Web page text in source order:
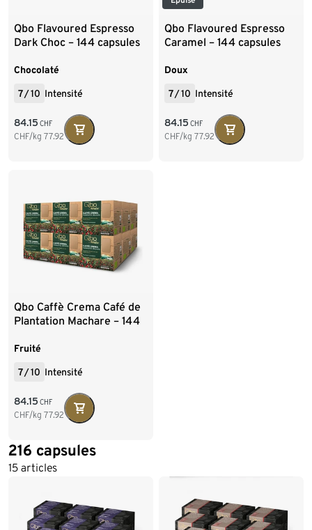
Qbo Flavoured Espresso
Dark Choc – 144 capsules
Chocolaté
7/10 Intensité
84.15 CHF
CHF/kg 77.92
Qbo Flavoured Espresso
Caramel – 144 capsules
Doux
7/10 Intensité
84.15 CHF
CHF/kg 77.92
Qbo Caffè Crema Café de
Plantation Machare – 144
Fruité
7/10 Intensité
84.15 CHF
CHF/kg 77.92
216 capsules
15 articles